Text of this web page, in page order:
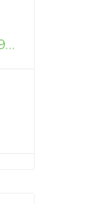
Шкаф для белья «ВО 194», отделка: старение (сосна)